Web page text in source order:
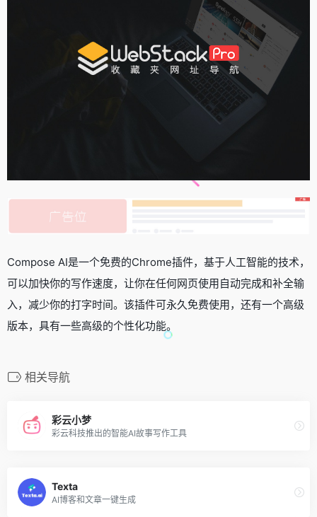
Compose AI是一个免费的Chrome插件，基于人工智能的技术，
可以加快你的写作速度，让你在任何网页使用自动完成和补全输
入，减少你的打字时间。该插件可永久免费使用，还有一个高级
版本，具有一些高级的个性化功能。
相关导航
彩云小梦
彩云科技推出的智能AI故事写作工具
Texta
AI博客和文章一键生成